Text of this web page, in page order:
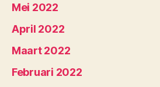
Mei 2022
April 2022
Maart 2022
Februari 2022